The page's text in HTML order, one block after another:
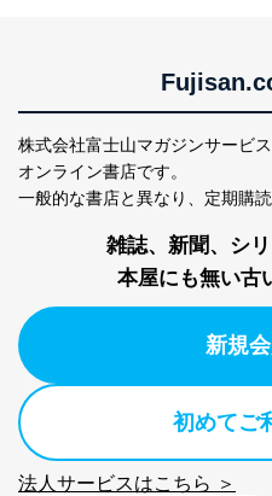
採用応募者の方の
個人情報
5
当社の従業者の個
人情報
人
パートナー（提携
企業）からの委託
により当社の
定期購読サービス
等をご利用の方の
購入
提携
た商
ル等
サー
よび
質向
その
ー等
ため
株式会社富士山マガジンサービス
オンライン書店です。
一般的な書店と異なり、 定期購
雑誌、新聞、シ
本屋にも無い古
新規
初めてご
法人サービスはこちら ＞